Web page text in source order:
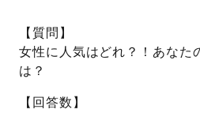
【質問】
女性に人気はどれ？！あなた
は？
【回答数】